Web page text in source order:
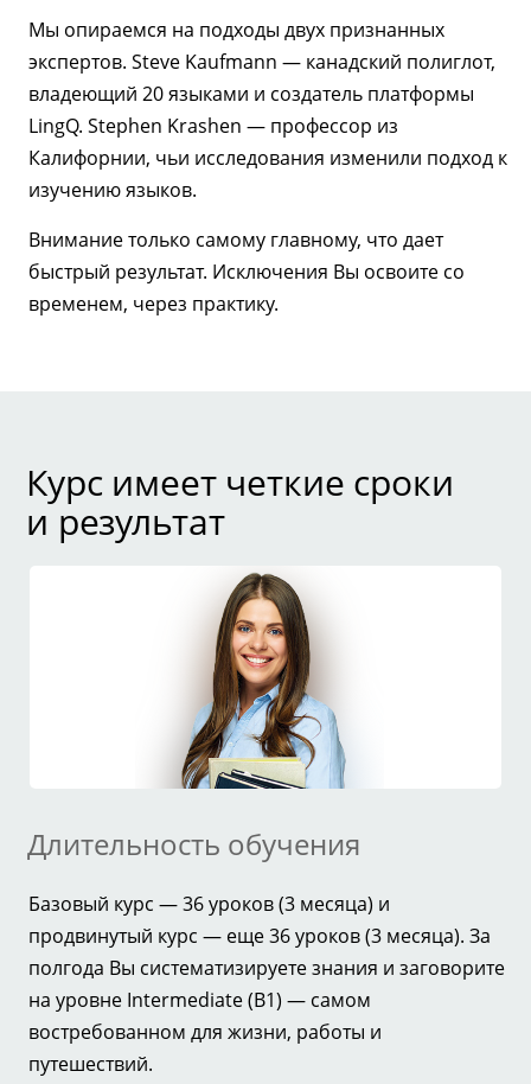
Мы опираемся на подходы двух признанных
экспертов. Steve Kaufmann — канадский полиглот,
владеющий 20 языками и создатель платформы
LingQ. Stephen Krashen — профессор из
Калифорнии, чьи исследования изменили подход к
изучению языков.
Внимание только самому главному, что дает
быстрый результат. Исключения Вы освоите со
временем, через практику.
Курс имеет четкие сроки
и результат
Длительность обучения
Базовый курс — 36 уроков (3 месяца) и
продвинутый курс — еще 36 уроков (3 месяца). За
полгода Вы систематизируете знания и заговорите
на уровне Intermediate (B1) — самом
востребованном для жизни, работы и
путешествий.